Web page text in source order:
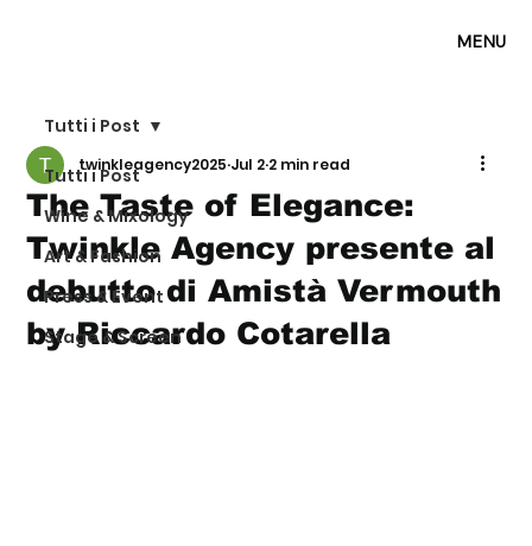
MENU
Tutti i Post
Wine & Mixology
Art & Fashion
Press & Event
Stage & Screen
Tutti i Post
The Taste of Elegance:
Twinkle Agency presente al
debutto di Amistà Vermouth
by Riccardo Cotarella
twinkleagency2025 Jul 2 2 min read